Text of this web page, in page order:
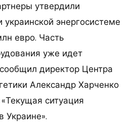
утвердили
энергосистеме
евро. Часть
уже идет
директор Центра
Александр Харченко
ситуация
Украине».